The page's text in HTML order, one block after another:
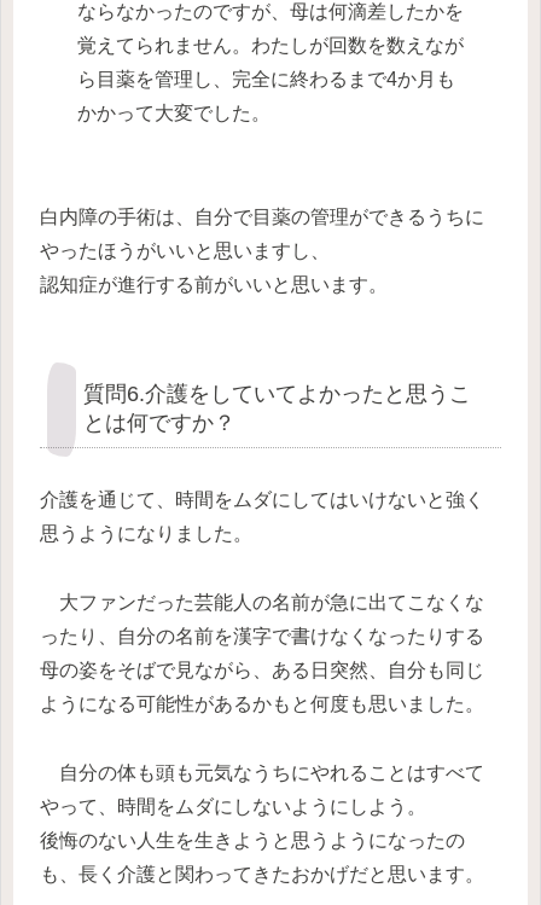
ならなかったのですが、母は何滴差したかを
覚えてられません。わたしが回数を数えなが
ら目薬を管理し、完全に終わるまで4か月も
かかって大変でした。
白内障の手術は、自分で目薬の管理ができるうちに
やったほうがいいと思いますし、
認知症が進行する前がいいと思います。
質問6.介護をしていてよかったと思うこ
とは何ですか？
介護を通じて、時間をムダにしてはいけないと強く
思うようになりました。
大ファンだった芸能人の名前が急に出てこなくな
ったり、自分の名前を漢字で書けなくなったりする
母の姿をそばで見ながら、ある日突然、自分も同じ
ようになる可能性があるかもと何度も思いました。
自分の体も頭も元気なうちにやれることはすべて
やって、時間をムダにしないようにしよう。
後悔のない人生を生きようと思うようになったの
も、長く介護と関わってきたおかげだと思います。